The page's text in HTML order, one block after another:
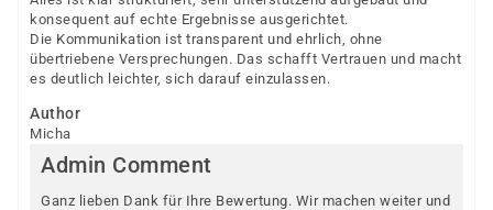
konsequent auf echte Ergebnisse ausgerichtet.
Die Kommunikation ist transparent und ehrlich, ohne
übertriebene Versprechungen. Das schafft Vertrauen und macht
es deutlich leichter, sich darauf einzulassen.
Author
Micha
Admin Comment
Ganz lieben Dank für Ihre Bewertung. Wir machen weiter und